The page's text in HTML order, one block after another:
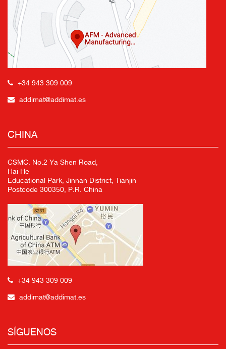
+34 943 309 009
addimat@addimat.es
CHINA
CSMC. No.2 Ya Shen Road,
Hai He
Educational Park, Jinnan District, Tianjin
Postcode 300350, P.R. China
+34 943 309 009
addimat@addimat.es
SÍGUENOS